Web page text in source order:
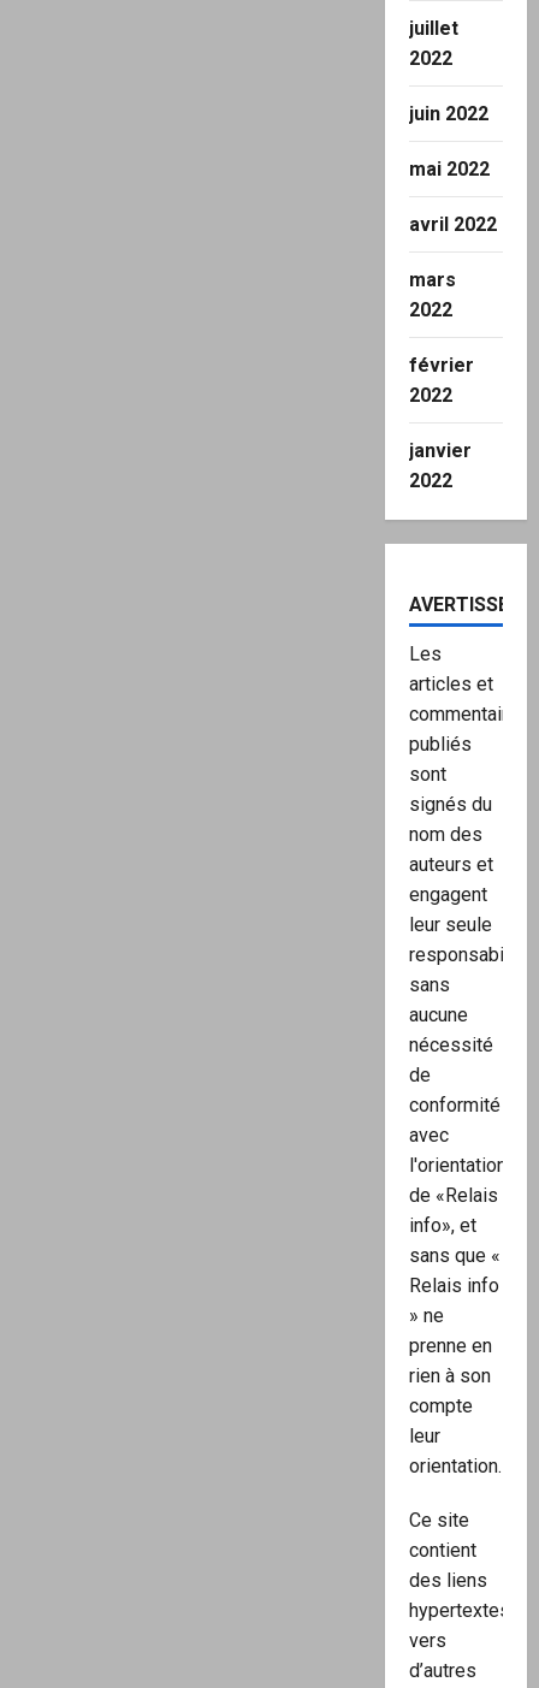
juillet
2022
juin 2022
mai 2022
avril 2022
mars
2022
février
2022
janvier
2022
Les
articles et
commentaires
publiés
sont
signés du
nom des
auteurs et
engagent
leur seule
responsabilité,
sans
aucune
nécessité
de
conformité
avec
l'orientation
de «Relais
info», et
sans que «
Relais info
» ne
prenne en
rien à son
compte
leur
orientation.
Ce site
contient
des liens
hypertextes
vers
d’autres